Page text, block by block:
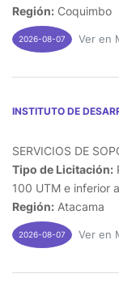
Región: Coquimbo
2026-08-07 Ver en
INSTITUTO DE
SERVICIOS DE
Tipo de Licitación:
100 UTM e inferior
Región: Atacama
2026-08-07 Ver en